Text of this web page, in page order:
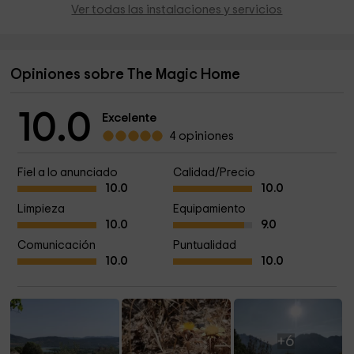
Ver todas las instalaciones y servicios
Opiniones sobre The Magic Home
10.0
Excelente
4 opiniones
Fiel a lo anunciado
10.0
Calidad/Precio
10.0
Limpieza
10.0
Equipamiento
9.0
Comunicación
10.0
Puntualidad
10.0
+6